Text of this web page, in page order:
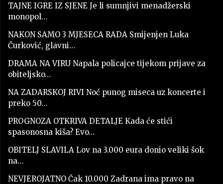
TAJNE IGRE IZ SJENE Je li sumnjivi menadžerski
monopol…
NAKON SAMO 3 MJESECA RADA Smijenjen Luka
Čurković, glavni…
DRAMA NA VIRU Napala policajce tijekom prijave za
obiteljsko…
NA ZADARSKOJ RIVI Noć punog miseca uz koncerte i
preko 50…
PROGNOZA OTKRIVA DETALJE Kada će stići
spasonosna kiša? Evo…
OBITELJ SLAVILA Lov na 3.000 eura donio veliki šok
na…
NEVJEROJATNO Čak 10.000 Zadrana ima pravo na